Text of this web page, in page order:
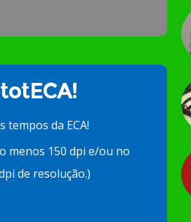
tempos da ECA!
menos 150 dpi e/ou no
de resolução.)